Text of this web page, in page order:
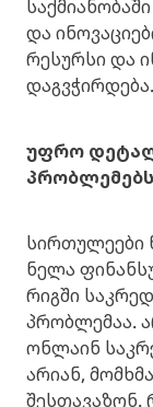
და
რესურსი და
დაგვჭირდება.
უფრო
სირთულეები
ნელა
რიგში
პრობლემაა.
ონლაინ
არიან,
შესთავაზონ.